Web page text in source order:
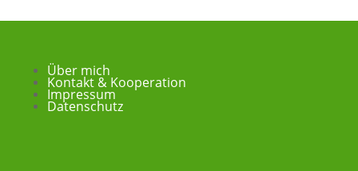
Über mich
Kontakt & Kooperation
Impressum
Datenschutz